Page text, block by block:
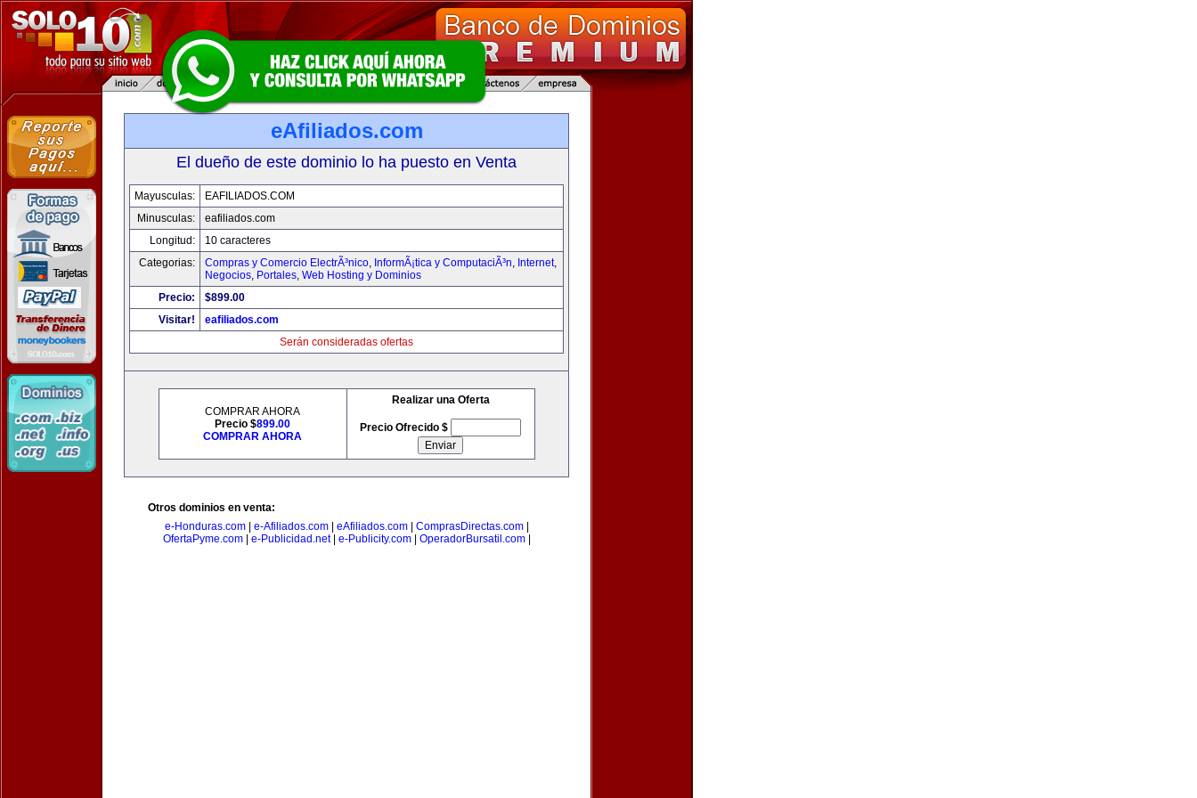
eAfiliados.com
El dueño de este dominio lo ha puesto en Venta
Mayusculas:
EAFILIADOS.COM
Minusculas:
eafiliados.com
Longitud:
10 caracteres
Categorias:
Compras y Comercio ElectrÃ³nico, InformÃ¡tica y ComputaciÃ³n, Internet,
Negocios, Portales, Web Hosting y Dominios
Precio:
$899.00
Visitar!
eafiliados.com
Serán consideradas ofertas
COMPRAR AHORA
Precio $899.00
COMPRAR AHORA
Realizar una Oferta
Precio Ofrecido $
Otros dominios en venta:
e-Honduras.com| e-Afiliados.com| eAfiliados.com| ComprasDirectas.com|
OfertaPyme.com| e-Publicidad.net| e-Publicity.com| OperadorBursatil.com|